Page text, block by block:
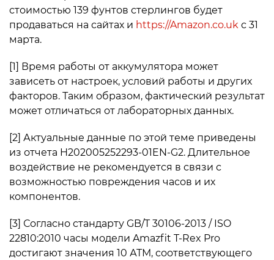
стоимостью 139 фунтов стерлингов будет
продаваться на сайтах и https://Amazon.co.uk с 31
марта.
[1] Время работы от аккумулятора может
зависеть от настроек, условий работы и других
факторов. Таким образом, фактический результат
может отличаться от лабораторных данных.
[2] Актуальные данные по этой теме приведены
из отчета H202005252293-01EN-G2. Длительное
воздействие не рекомендуется в связи с
возможностью повреждения часов и их
компонентов.
[3] Согласно стандарту GB/T 30106-2013 / ISO
22810:2010 часы модели Amazfit T-Rex Pro
достигают значения 10 АТМ, соответствующего